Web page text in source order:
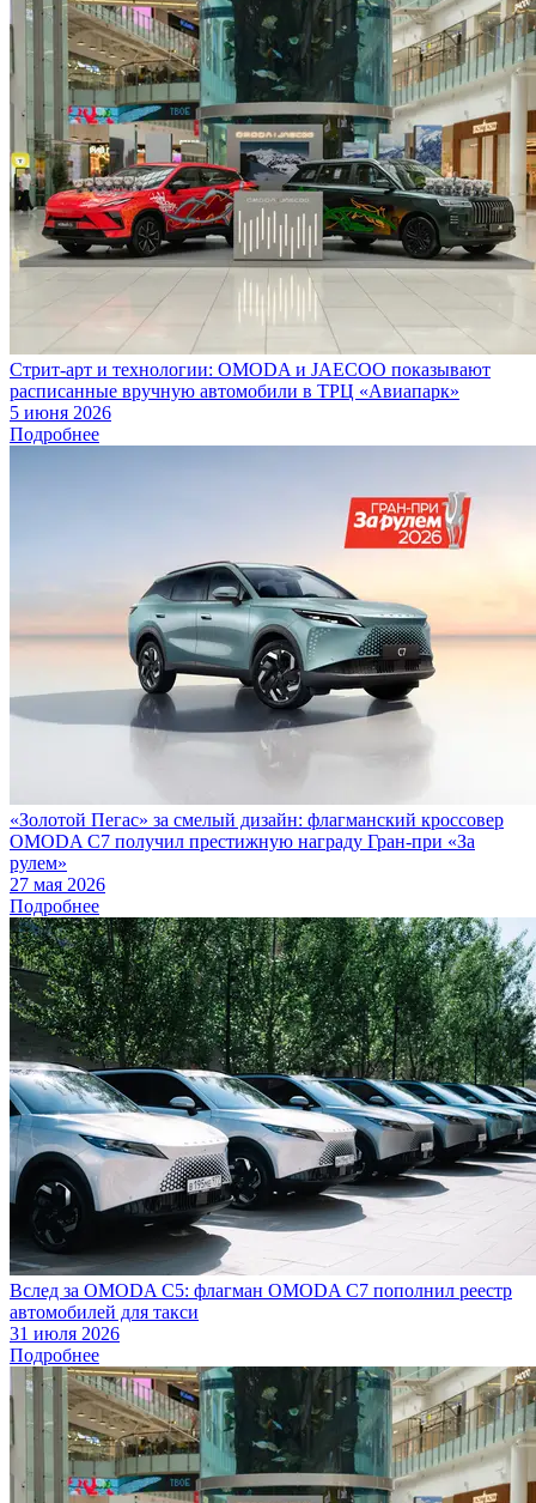
Стрит-арт и технологии: OMODA и JAECOO показывают
расписанные вручную автомобили в ТРЦ «Авиапарк»
5 июня 2026
Подробнее
«Золотой Пегас» за смелый дизайн: флагманский кроссовер
OMODA C7 получил престижную награду Гран-при «За
рулем»
27 мая 2026
Подробнее
Вслед за OMODA C5: флагман OMODA C7 пополнил реестр
автомобилей для такси
31 июля 2026
Подробнее